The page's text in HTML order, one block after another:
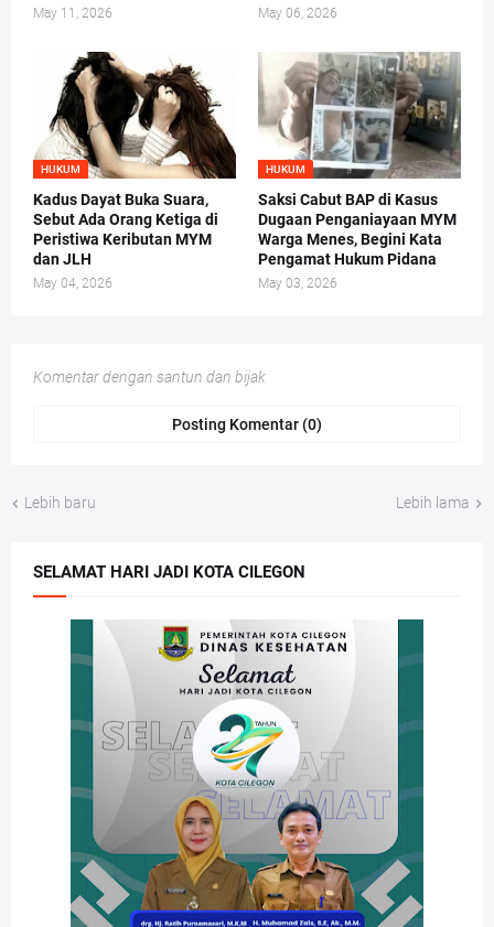
May 11, 2026 May 06, 2026
HUKUM
Kadus Dayat Buka Suara,
Sebut Ada Orang Ketiga di
Peristiwa Keributan MYM
dan JLH
May 04, 2026
HUKUM
Saksi Cabut BAP di Kasus
Dugaan Penganiayaan MYM
Warga Menes, Begini Kata
Pengamat Hukum Pidana
May 03, 2026
Komentar dengan santun dan bijak
Posting Komentar (0)
Lebih baru Lebih lama
SELAMAT HARI JADI KOTA CILEGON